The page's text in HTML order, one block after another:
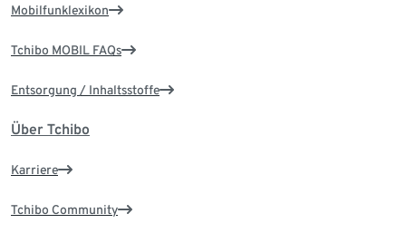
Mobilfunklexikon
Tchibo MOBIL FAQs
Entsorgung / Inhaltsstoffe
Über Tchibo
Karriere
Tchibo Community